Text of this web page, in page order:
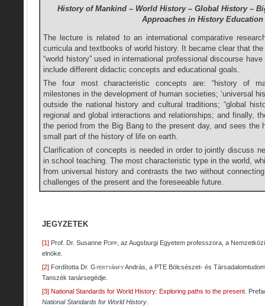
History of Mankind – World History – Global History –
Approaches in History Education
The lecture is related to an international comparative
curricula and textbooks of world history. It became clear that
“world history” used in international professional discourse
include different didactic concepts and educational goals.
The four most characteristic concepts are: “history of
milestones in the development of human societies; ‘universal
outside the national history and cultural traditions; “global
regional and global interactions and relationships; and finally,
the period from the Big Bang to the present day, and sees the
small part of the history of life on earth.
Clarification of concepts is needed in order to jointly discuss
in school teaching. The most characteristic type in the world,
from universal history and contrasts the two without
challenges of the present and the foreseeable future.
JEGYZETEK
[1] Prof. Dr. Susanne Popp , az Augsburgi Egyetem professzora, a
elnöke.
[2] Fordította Dr. GyertyánfyAndrás, a PTE Bölcsészet- és
Tanszék tanársegédje.
[3] National Standards for World History: Exploring paths to the present .
National Standards for World History